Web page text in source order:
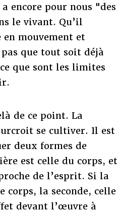
encore pour nous "des
le vivant. Qu’il
mouvement et
que tout soit déjà
que sont les limites
de ce point. La
se cultiver. Il est
deux formes de
est celle du corps, et
de l’esprit. Si la
corps, la seconde, celle
devant l’œuvre à